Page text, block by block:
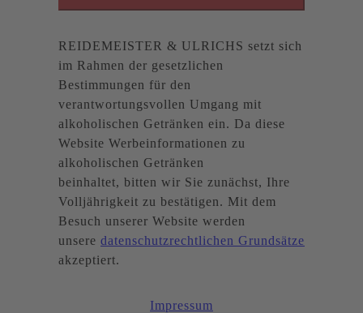
REIDEMEISTER & ULRICHS setzt sich
im Rahmen der gesetzlichen
Bestimmungen für den
verantwortungsvollen Umgang mit
alkoholischen Getränken ein. Da diese
Website Werbeinformationen zu
alkoholischen Getränken
beinhaltet, bitten wir Sie zunächst, Ihre
Volljährigkeit zu bestätigen. Mit dem
Besuch unserer Website werden
unsere datenschutzrechtlichen Grundsätze
akzeptiert.
Impressum